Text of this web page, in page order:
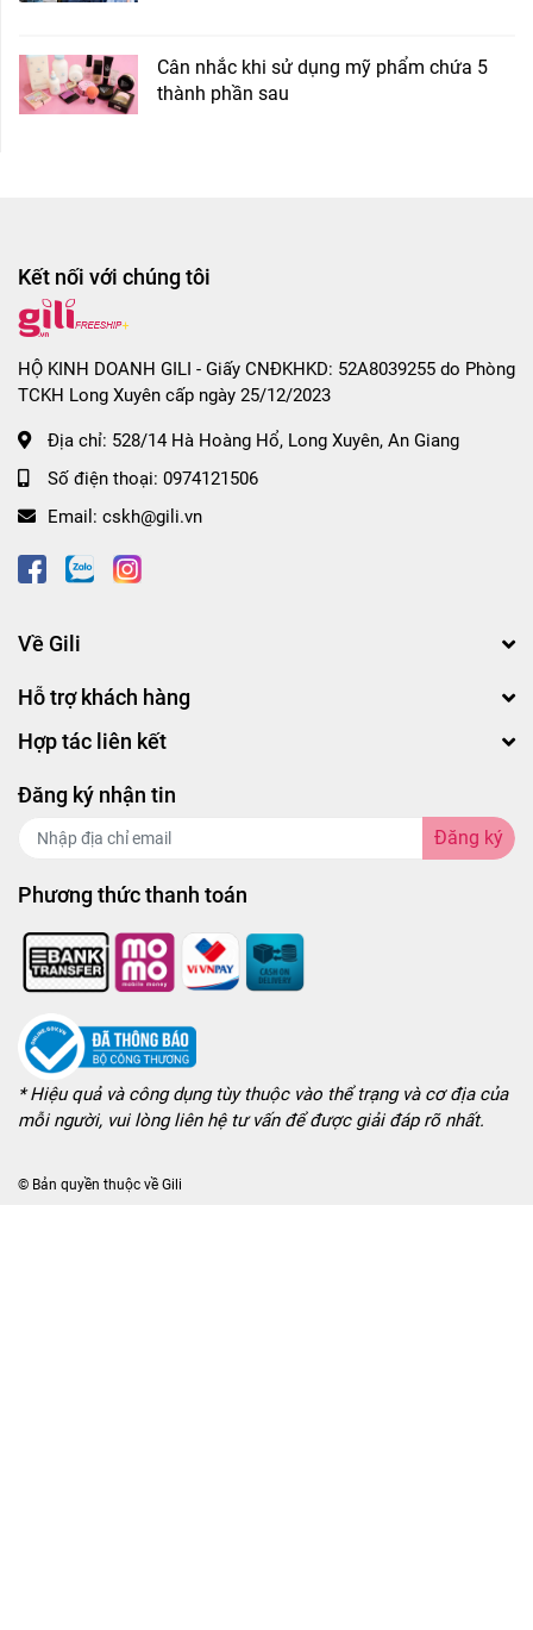
Cân nhắc khi sử dụng mỹ phẩm chứa 5
thành phần sau
Kết nối với chúng tôi
HỘ KINH DOANH GILI - Giấy CNĐKHKD: 52A8039255 do Phòng
TCKH Long Xuyên cấp ngày 25/12/2023
Địa chỉ: 528/14 Hà Hoàng Hổ, Long Xuyên, An Giang
Số điện thoại: 0974121506
Email: cskh@gili.vn
Về Gili
Hỗ trợ khách hàng
Hợp tác liên kết
Đăng ký nhận tin
Đăng ký
Phương thức thanh toán
* Hiệu quả và công dụng tùy thuộc vào thể trạng và cơ địa của
mỗi người, vui lòng liên hệ tư vấn để được giải đáp rõ nhất.
© Bản quyền thuộc về Gili